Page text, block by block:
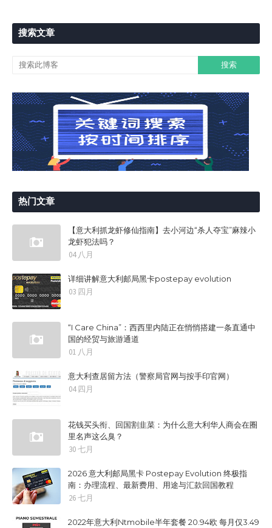
搜索文章
热门文章
【意大利抓龙虾修仙指南】去小河边“杀人夺宝”麻辣小
龙虾犯法吗？
04 八月
详细讲解意大利邮局黑卡postepay evolution
03 四月
“I Care China”：西西里内陆正在悄悄搭建一条直通中
国的经贸与旅游通道
01 八月
意大利查居留方法（警察局官网与按手印官网）
04 四月
花钱买头衔、回国割韭菜：为什么意大利华人商会在圈
里名声这么臭？
30 七月
2026 意大利邮局黑卡 Postepay Evolution 终极指
南：办理流程、最新费用、用途与汇款回国教程
26 七月
2022年意大利Ntmobile半年套餐 20.94欧 每月仅3.49